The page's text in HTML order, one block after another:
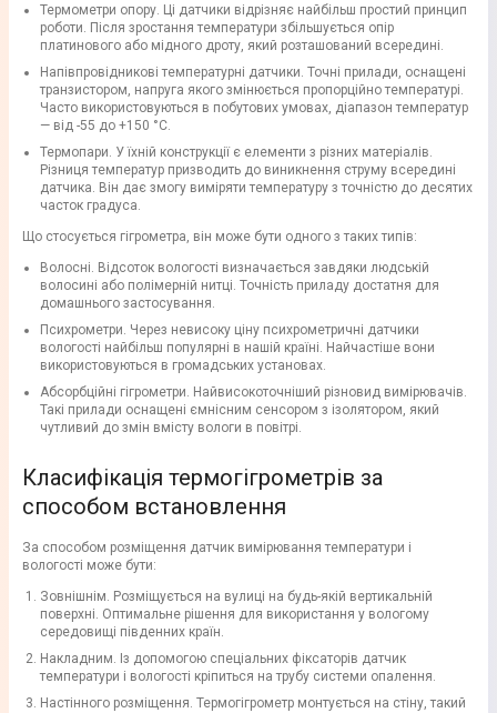
Термометри опору. Ці датчики відрізняє найбільш простий принцип
роботи. Після зростання температури збільшується опір
платинового або мідного дроту, який розташований всередині.
Напівпровідникові температурні датчики. Точні прилади, оснащені
транзистором, напруга якого змінюється пропорційно температурі.
Часто використовуються в побутових умовах, діапазон температур
— від -55 до +150 °C.
Термопари. У їхній конструкції є елементи з різних матеріалів.
Різниця температур призводить до виникнення струму всередині
датчика. Він дає змогу виміряти температуру з точністю до десятих
часток градуса.
Що стосується гігрометра, він може бути одного з таких типів:
Волосні. Відсоток вологості визначається завдяки людській
волосині або полімерній нитці. Точність приладу достатня для
домашнього застосування.
Психрометри. Через невисоку ціну психрометричні датчики
вологості найбільш популярні в нашій країні. Найчастіше вони
використовуються в громадських установах.
Абсорбційні гігрометри. Найвисокоточніший різновид вимірювачів.
Такі прилади оснащені ємнісним сенсором з ізолятором, який
чутливий до змін вмісту вологи в повітрі.
Класифікація термогігрометрів за
способом встановлення
За способом розміщення датчик вимірювання температури і
вологості може бути:
Зовнішнім. Розміщується на вулиці на будь-якій вертикальній
поверхні. Оптимальне рішення для використання у вологому
середовищі південних країн.
Накладним. Із допомогою спеціальних фіксаторів датчик
температури і вологості кріпиться на трубу системи опалення.
Настінного розміщення. Термогігрометр монтується на стіну, такий